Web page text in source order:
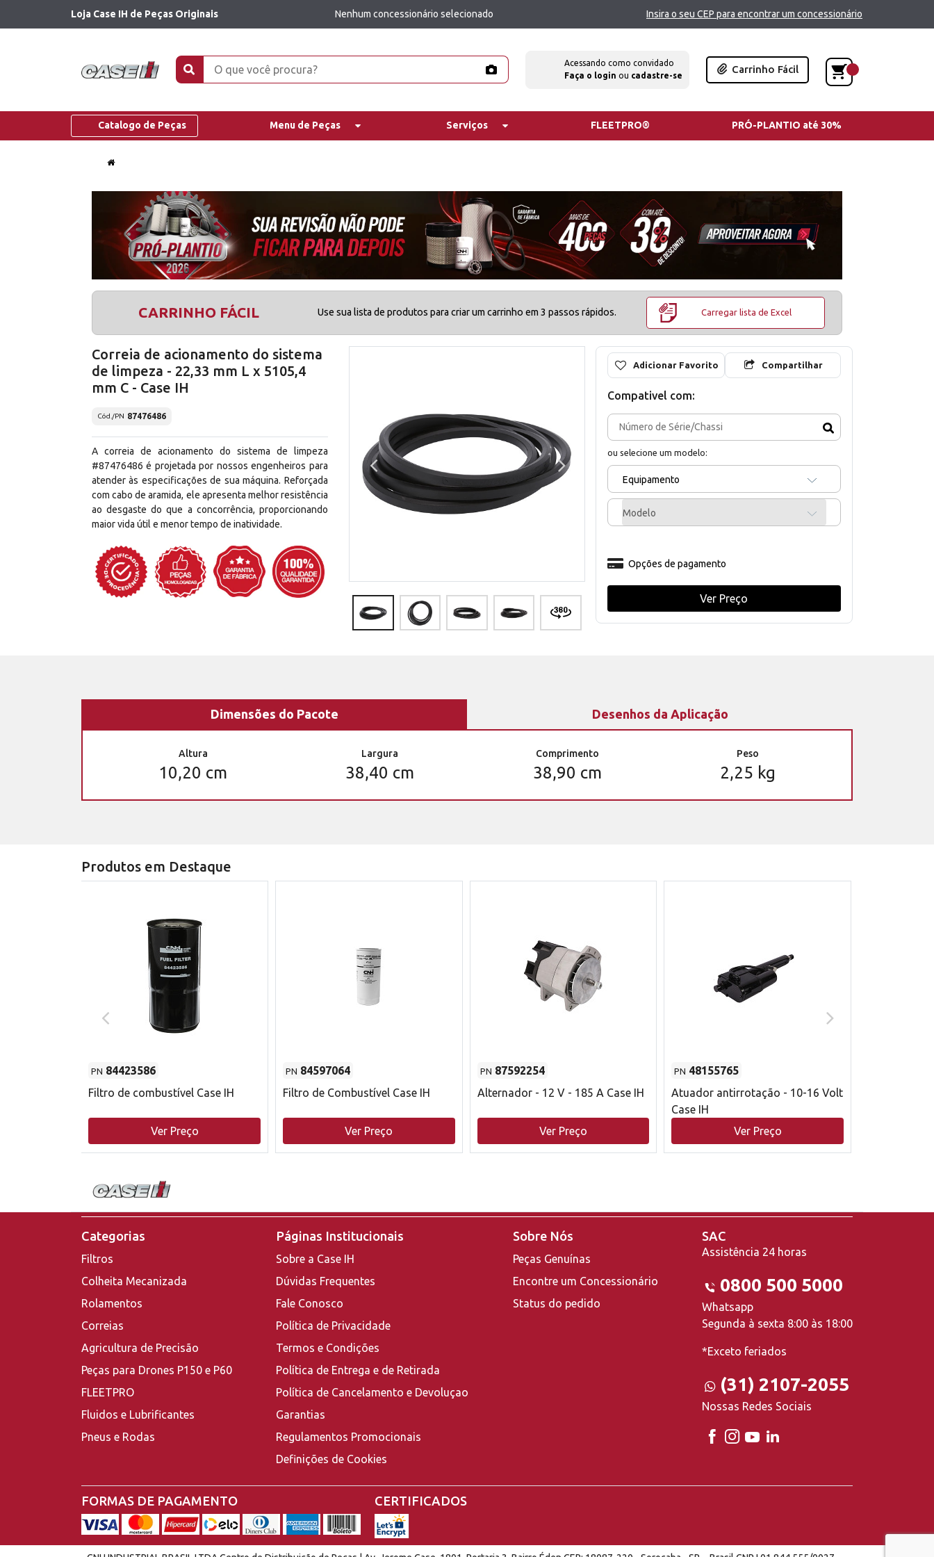
Loja Case IH de Peças Originais Nenhum concessionário selecionado Insira o seu CEP para encontrar um concessionário
Acessando como convidado
Faça o login ou cadastre-se
Carrinho Fácil
Catalogo de Peças Menu de Peças Serviços FLEETPRO® PRÓ-PLANTIO até 30%
CARRINHO FÁCIL Use sua lista de produtos para criar um carrinho em 3 passos rápidos. Carregar lista de Excel
Correia de acionamento do sistema
de limpeza - 22,33 mm L x 5105,4
mm C - Case IH
Cód./PN 87476486
A correia de acionamento do sistema de limpeza
#87476486 é projetada por nossos engenheiros para
atender às especificações de sua máquina. Reforçada
com cabo de aramida, ele apresenta melhor resistência
ao desgaste do que a concorrência, proporcionando
maior vida útil e menor tempo de inatividade.
Adicionar Favorito Compartilhar
Compativel com:
ou selecione um modelo:
Equipamento
Modelo
Opções de pagamento
Ver Preço
Dimensões do Pacote Desenhos da Aplicação
Altura
10,20 cm
Largura
38,40 cm
Comprimento
38,90 cm
Peso
2,25 kg
Produtos em Destaque
PN 84423586
Filtro de combustível Case IH
Ver Preço
PN 84597064
Filtro de Combustível Case IH
Ver Preço
PN 87592254
Alternador - 12 V - 185 A Case IH
Ver Preço
PN 48155765
Atuador antirrotação - 10-16 Volt
Case IH
Ver Preço
Categorias
Filtros
Colheita Mecanizada
Rolamentos
Correias
Agricultura de Precisão
Peças para Drones P150 e P60
FLEETPRO
Fluidos e Lubrificantes
Pneus e Rodas
Páginas Institucionais
Sobre a Case IH
Dúvidas Frequentes
Fale Conosco
Política de Privacidade
Termos e Condições
Política de Entrega e de Retirada
Política de Cancelamento e Devoluçao
Garantias
Regulamentos Promocionais
Definições de Cookies
Sobre Nós
Peças Genuínas
Encontre um Concessionário
Status do pedido
SAC
Assistência 24 horas
0800 500 5000
Whatsapp
Segunda à sexta 8:00 às 18:00
*Exceto feriados
(31) 2107-2055
Nossas Redes Sociais
FORMAS DE PAGAMENTO CERTIFICADOS